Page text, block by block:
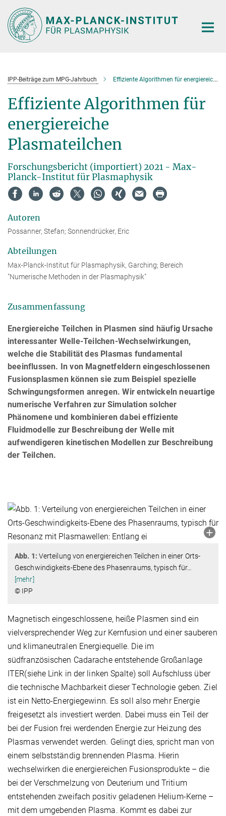
Hauptinhalt
IPP-Beiträge zum MPG-Jahrbuch Effiziente Algorithmen für energiereiche Plasmateilchen
Effiziente Algorithmen für
energiereiche
Plasmateilchen
Forschungsbericht (importiert) 2021 - Max-
Planck-Institut für Plasmaphysik
Autoren
Possanner, Stefan; Sonnendrücker, Eric
Abteilungen
Max-Planck-Institut für Plasmaphysik, Garching; Bereich
"Numerische Methoden in der Plasmaphysik"
Zusammenfassung
Energiereiche Teilchen in Plasmen sind häufig Ursache
interessanter Welle-Teilchen-Wechselwirkungen,
welche die Stabilität des Plasmas fundamental
beeinflussen. In von Magnetfeldern eingeschlossenen
Fusionsplasmen können sie zum Beispiel spezielle
Schwingungsformen anregen. Wir entwickeln neuartige
numerische Verfahren zur Simulation solcher
Phänomene und kombinieren dabei effiziente
Fluidmodelle zur Beschreibung der Welle mit
aufwendigeren kinetischen Modellen zur Beschreibung
der Teilchen.
Abb. 1: Verteilung von energiereichen Teilchen in einer Orts-
Geschwindigkeits-Ebene des Phasenraums, typisch für…
[mehr]
© IPP
Magnetisch eingeschlossene, heiße Plasmen sind ein
vielversprechender Weg zur Kernfusion und einer sauberen
und klimaneutralen Energiequelle. Die im
südfranzösischen Cadarache entstehende Großanlage
ITER(siehe Link in der linken Spalte) soll Aufschluss über
die technische Machbarkeit dieser Technologie geben. Ziel
ist ein Netto-Energiegewinn. Es soll also mehr Energie
freigesetzt als investiert werden. Dabei muss ein Teil der
bei der Fusion frei werdenden Energie zur Heizung des
Plasmas verwendet werden. Gelingt dies, spricht man von
einem selbstständig brennenden Plasma. Hierin
wechselwirken die energiereichen Fusionsprodukte – die
bei der Verschmelzung von Deuterium und Tritium
entstehenden zweifach positiv geladenen Helium-Kerne –
mit dem umgebenden Plasma. Kommt es dabei zur